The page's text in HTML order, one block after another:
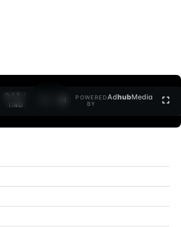
0:15 /
1:40
POWERED
BY
AdhubMedia